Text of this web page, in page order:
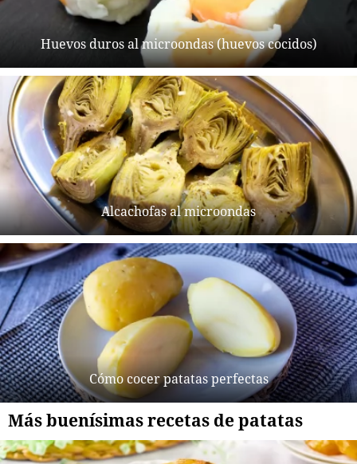
Huevos duros al microondas (huevos cocidos)
Alcachofas al microondas
Cómo cocer patatas perfectas
Más buenísimas recetas de patatas